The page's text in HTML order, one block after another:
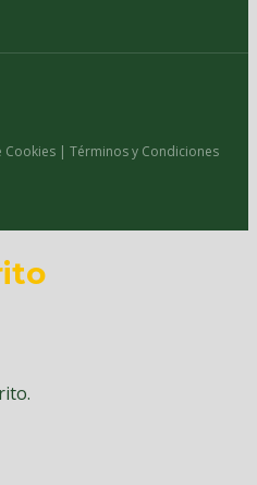
| Términos y Condiciones